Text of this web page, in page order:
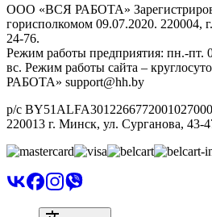
ООО «ВСЯ РАБОТА»
горисполкомом 09.07.2020. 220004,
24-76.
Режим работы предприятия: пн.-пт.
вс. Режим работы сайта –
РАБОТА» support@hh.by
р/с
220013 г. Минск, ул. Сурганова,